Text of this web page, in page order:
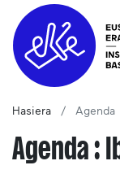
Hasiera Agenda
Agenda :